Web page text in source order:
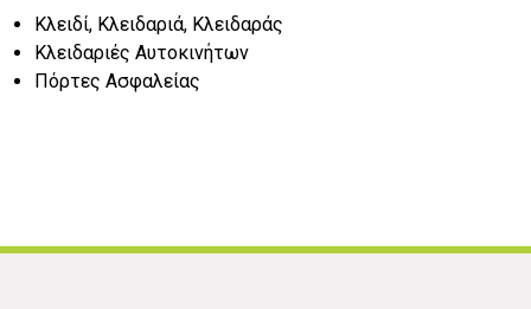
Κλειδί, Κλειδαριά, Κλειδαράς
Κλειδαριές Αυτοκινήτων
Πόρτες Ασφαλείας